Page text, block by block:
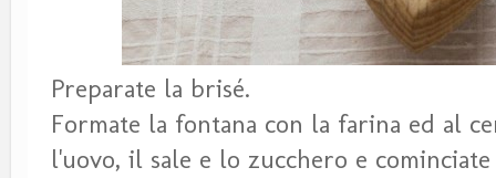
Preparate la brisé.
Formate la fontana con la farina ed al
l'uovo, il sale e lo zucchero e